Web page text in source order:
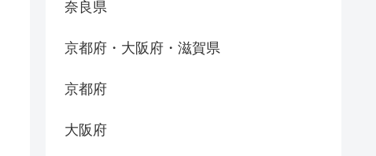
奈良県
京都府・大阪府・滋賀県
京都府
大阪府